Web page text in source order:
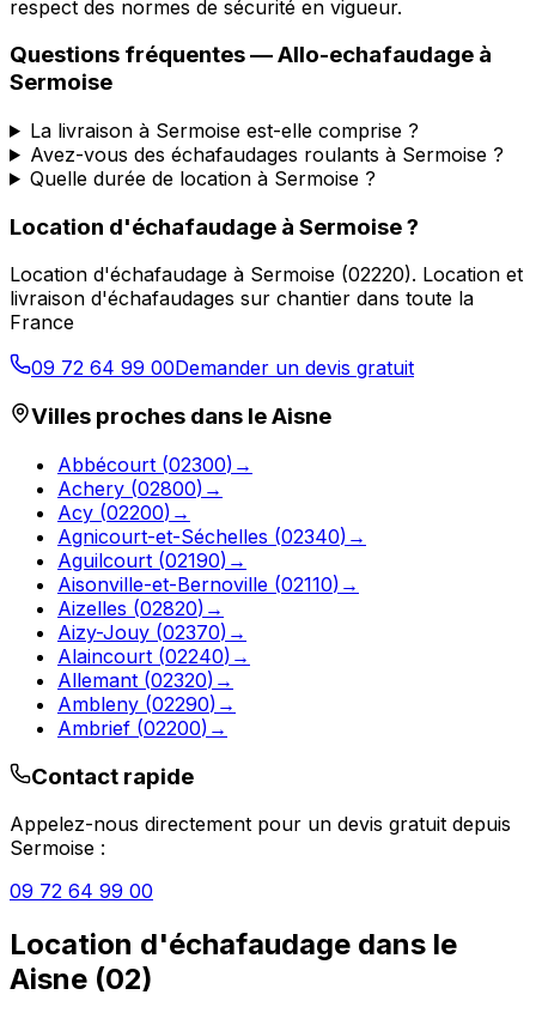
respect des normes de sécurité en vigueur.
Questions fréquentes —Allo-echafaudage à
Sermoise
La livraison à Sermoise est-elle comprise ?
Avez-vous des échafaudages roulants à Sermoise ?
Quelle durée de location à Sermoise ?
Location d'échafaudage à Sermoise?
Location d'échafaudage à Sermoise (02220). Location et
livraison d'échafaudages sur chantier dans toute la
France
09 72 64 99 00Demander un devis gratuit
Villes proches dans leAisne
Abbécourt (02300) →
Achery (02800) →
Acy (02200) →
Agnicourt-et-Séchelles (02340) →
Aguilcourt (02190) →
Aisonville-et-Bernoville (02110) →
Aizelles (02820) →
Aizy-Jouy (02370) →
Alaincourt (02240) →
Allemant (02320) →
Ambleny (02290) →
Ambrief (02200) →
Contact rapide
Appelez-nous directement pour un devis gratuit depuis
Sermoise :
09 72 64 99 00
Location d'échafaudage dans le
Aisne (02)